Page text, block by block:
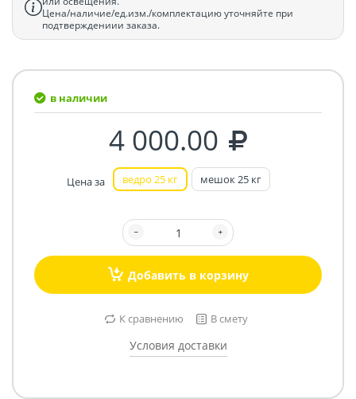
Цена/наличие/ед.изм./комплектацию уточняйте при
подтверждениии заказа.
в наличии
4 000.00
Цена за ведро 25 кг мешок 25 кг
Добавить в корзину
К сравнению В смету
Условия доставки